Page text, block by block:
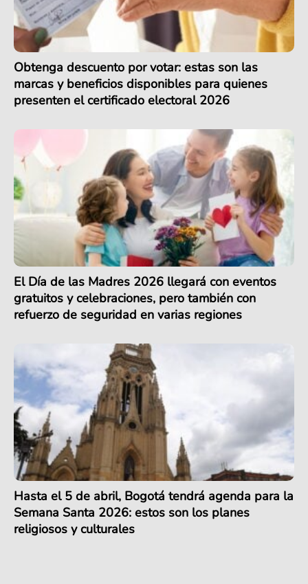
Obtenga descuento por votar: estas son las
marcas y beneficios disponibles para quienes
presenten el certificado electoral 2026
El Día de las Madres 2026 llegará con eventos
gratuitos y celebraciones, pero también con
refuerzo de seguridad en varias regiones
Hasta el 5 de abril, Bogotá tendrá agenda para la
Semana Santa 2026: estos son los planes
religiosos y culturales